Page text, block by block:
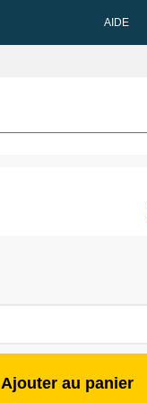
AIDE
Ajouter au panier